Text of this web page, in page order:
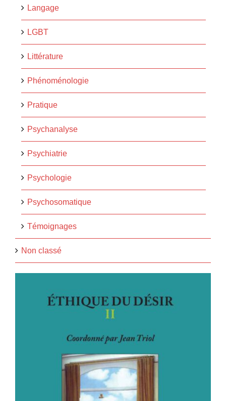
Langage
LGBT
Littérature
Phénoménologie
Pratique
Psychanalyse
Psychiatrie
Psychologie
Psychosomatique
Témoignages
Non classé